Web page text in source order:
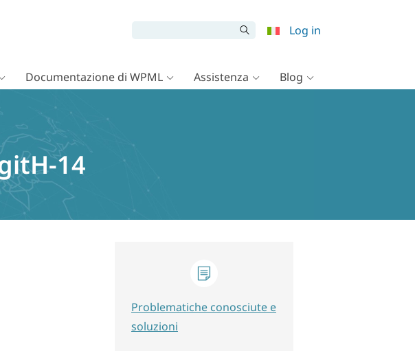
Log in
Documentazione di WPML Assistenza Blog
14
Problematiche conosciute e
soluzioni